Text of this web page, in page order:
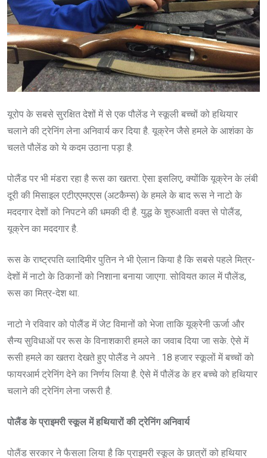
यूरोप के सबसे सुरक्षित देशों में से एक पौलेंड ने स्कूली बच्चों को हथियार
चलाने की ट्रेनिंग लेना अनिवार्य कर दिया है. यूक्रेन जैसे हमले के आशंका के
चलते पौलेंड को ये कदम उठाना पड़ा है.
पोलैंड पर भी मंडरा रहा है रूस का खतरा. ऐसा इसलिए, क्योंकि यूक्रेन के लंबी
दूरी की मिसाइल एटीएएमएएस (अटकैम्स) के हमले के बाद रूस ने नाटो के
मददगार देशों को निपटने की धमकी दी है. युद्ध के शुरुआती वक्त से पोलैंड,
यूक्रेन का मददगार है.
रूस के राष्ट्रपति व्लादिमीर पुतिन ने भी ऐलान किया है कि सबसे पहले मित्र-
देशों में नाटो के ठिकानों को निशाना बनाया जाएगा. सोवियत काल में पौलेंड,
रूस का मित्र-देश था.
नाटो ने रविवार को पोलैंड में जेट विमानों को भेजा ताकि यूक्रेनी ऊर्जा और
सैन्य सुविधाओं पर रूस के विनाशकारी हमले का जवाब दिया जा सके. ऐसे में
रूसी हमले का खतरा देखते हुए पोलैंड ने अपने . 18 हजार स्कूलों में बच्चों को
फायरआर्म ट्रेनिंग देने का निर्णय लिया है. ऐसे में पौलेंड के हर बच्चे को हथियार
चलाने की ट्रेनिंग लेना जरूरी है.
पोलैंड के प्राइमरी स्कूल में हथियारों की ट्रेनिंग अनिवार्य
पोलैंड सरकार ने फैसला लिया है कि प्राइमरी स्कूल के छात्रों को हथियार